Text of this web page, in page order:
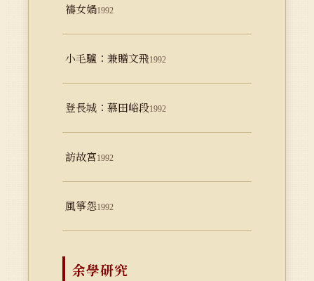
禱女媧1992
小毛驢：兼贈文飛1992
登長城：慕田峪段1992
訪故宮1992
風箏怨1992
余學研究